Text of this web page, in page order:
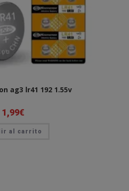
ag3 lr41 192 1.55v
1,99€
al carrito